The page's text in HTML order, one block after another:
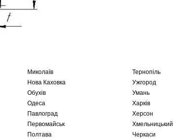
Миколаїв
Нова Каховка
Обухів
Одеса
Павлоград
Первомайськ
Полтава
Тернопіль
Ужгород
Умань
Харків
Херсон
Хмельницький
Черкаси